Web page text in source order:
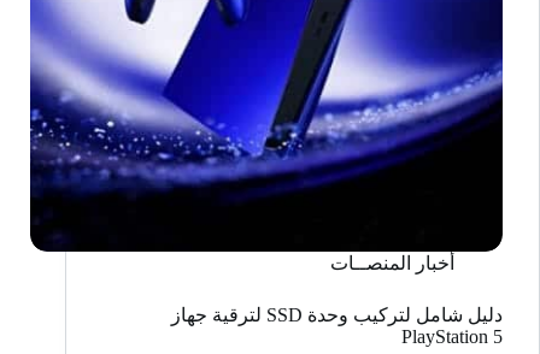
أخبار المنصــات
دليل شامل لتركيب وحدة SSD لترقية جهاز
PlayStation 5